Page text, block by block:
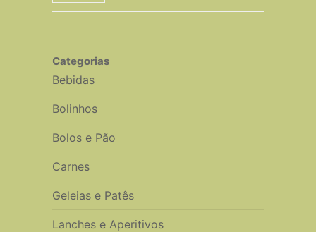
Categorias
Bebidas
Bolinhos
Bolos e Pão
Carnes
Geleias e Patês
Lanches e Aperitivos